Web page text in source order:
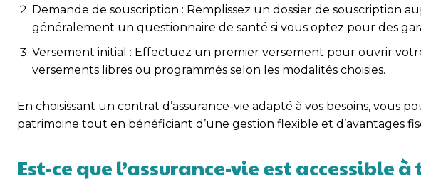
Demande de souscription : Remplissez un dossier de souscription
généralement un questionnaire de santé si vous optez pour des
Versement initial : Effectuez un premier versement pour ouvrir
versements libres ou programmés selon les modalités choisies.
En choisissant un contrat d’assurance-vie adapté à vos besoins, vous
patrimoine tout en bénéficiant d’une gestion flexible et d’avantages
Est-ce que l’assurance-vie est accessible à